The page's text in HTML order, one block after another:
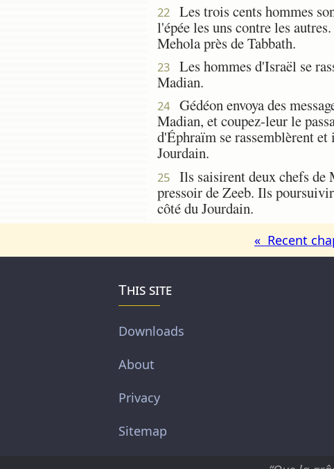
22
Les trois cents hommes
l'épée les uns contre les
Mehola près de Tabbath.
23
Les hommes d'Israël se
Madian.
24
Gédéon envoya des
Madian, et coupez-leur le
d'Éphraïm se rassemblèrent et
Jourdain.
25
Ils saisirent deux chefs de
pressoir de Zeeb. Ils
côté du Jourdain.
« Recent
This site
Downloads
About
Privacy
Sitemap